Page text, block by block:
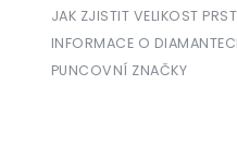
JAK ZJISTIT VELIKOST
INFORMACE O
PUNCOVNÍ ZNAČKY